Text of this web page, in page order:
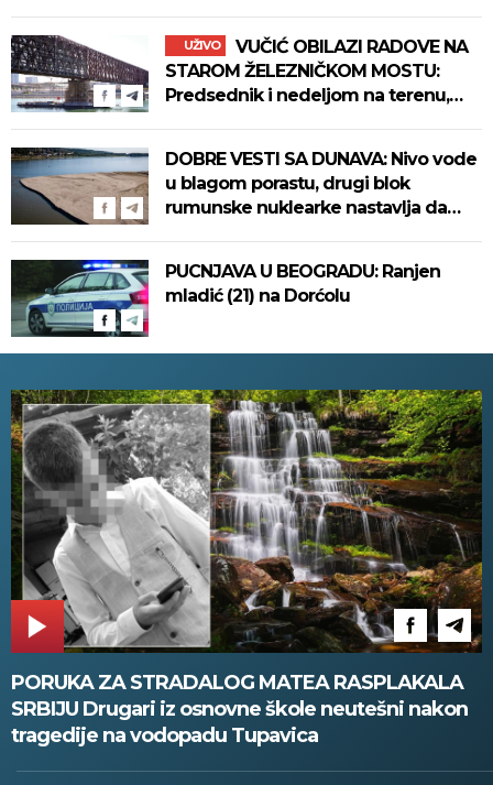
UŽIVO
STAROM ŽELEZNIČKOM MOSTU:
Predsednik i nedeljom na terenu,
DOBRE VESTI SA DUNAVA: Nivo vode
u blagom porastu, drugi blok
rumunske nuklearke nastavlja da
PUCNJAVA U BEOGRADU: Ranjen
mladić (21) na Dorćolu
PORUKA ZA STRADALOG MATEA RASPLAKALA
SRBIJU Drugari iz osnovne škole neutešni nakon
tragedije na vodopadu Tupavica